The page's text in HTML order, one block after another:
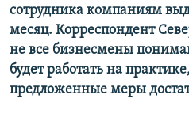
сотрудника компаниям
месяц. Корреспондент
не все бизнесмены
будет работать на
предложенные меры